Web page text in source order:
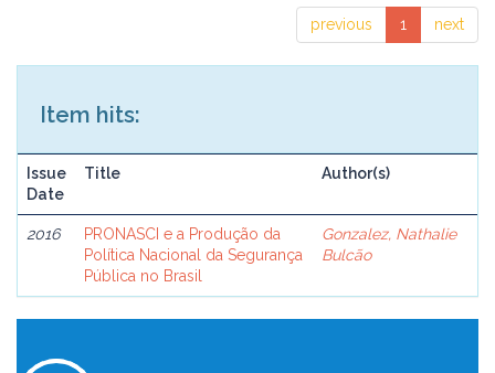
previous 1 next
Item hits:
Issue
Date
Title Author(s)
2016
PRONASCI e a Produção da
Política Nacional da Segurança
Pública no Brasil
Gonzalez, Nathalie
Bulcão